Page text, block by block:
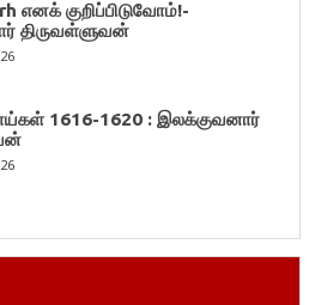
எனக் குறிப்பிடுவோம்!-
திருவள்ளுவன்
1616-1620 : இலக்குவனார்